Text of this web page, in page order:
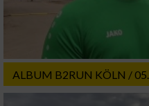
ALBUM B2RUN KÖLN /